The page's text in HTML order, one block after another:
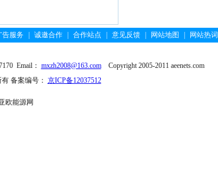
告服务 | 诚邀合作 | 合作站点 | 意见反馈 | 网站地图 | 网站热词
Email： mxzh2008@163.comCopyright 2005-2011 aeenets.com
备案编号： 京ICP备12037512
欧能源网